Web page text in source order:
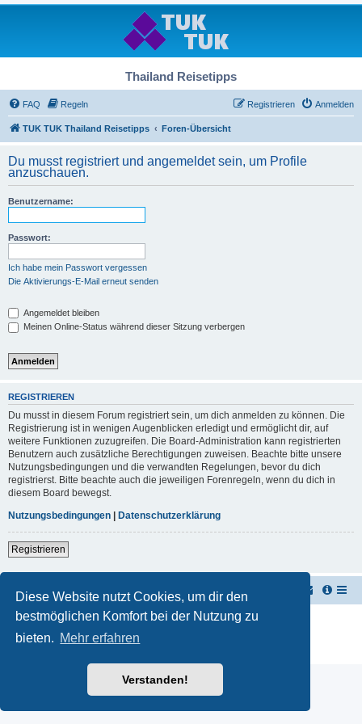
Diese Website nutzt Cookies, um dir den
bestmöglichen Komfort bei der Nutzung zu
bieten. Mehr erfahren
Verstanden!
Thailand Reisetipps
FAQ Regeln Anmelden
Registrieren
TUK TUK Thailand Reisetipps Foren-Übersicht
Du musst registriert und angemeldet sein, um Profile
anzuschauen.
Benutzername:
Passwort:
Ich habe mein Passwort vergessen
Die Aktivierungs-E-Mail erneut senden
Angemeldet bleiben
Meinen Online-Status während dieser Sitzung verbergen
REGISTRIEREN
Du musst in diesem Forum registriert sein, um dich anmelden zu können. Die
Registrierung ist in wenigen Augenblicken erledigt und ermöglicht dir, auf
weitere Funktionen zuzugreifen. Die Board-Administration kann registrierten
Benutzern auch zusätzliche Berechtigungen zuweisen. Beachte bitte unsere
Nutzungsbedingungen und die verwandten Regelungen, bevor du dich
registrierst. Bitte beachte auch die jeweiligen Forenregeln, wenn du dich in
diesem Board bewegst.
Nutzungsbedingungen
Datenschutzerklärung
Registrieren
TUK TUK Thailand Reisetipps Foren-Übersicht
Powered byphpBB ® Forum Software © phpBB Limited
Deutsche Übersetzung durch